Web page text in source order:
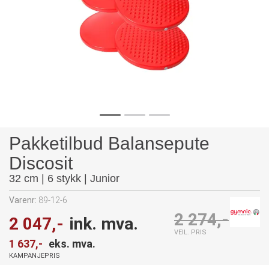
Pakketilbud Balansepute
Discosit
32 cm | 6 stykk | Junior
Varenr: 89-12-6
2 047,- ink. mva.
1 637,- eks. mva.
KAMPANJEPRIS
2 274,-
VEIL. PRIS